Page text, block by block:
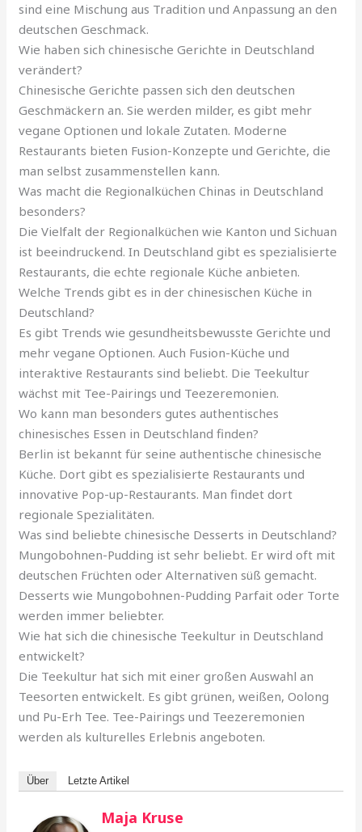
sind eine Mischung aus Tradition und Anpassung an den
deutschen Geschmack.
Wie haben sich chinesische Gerichte in Deutschland
verändert?
Chinesische Gerichte passen sich den deutschen
Geschmäckern an. Sie werden milder, es gibt mehr
vegane Optionen und lokale Zutaten. Moderne
Restaurants bieten Fusion-Konzepte und Gerichte, die
man selbst zusammenstellen kann.
Was macht die Regionalküchen Chinas in Deutschland
besonders?
Die Vielfalt der Regionalküchen wie Kanton und Sichuan
ist beeindruckend. In Deutschland gibt es spezialisierte
Restaurants, die echte regionale Küche anbieten.
Welche Trends gibt es in der chinesischen Küche in
Deutschland?
Es gibt Trends wie gesundheitsbewusste Gerichte und
mehr vegane Optionen. Auch Fusion-Küche und
interaktive Restaurants sind beliebt. Die Teekultur
wächst mit Tee-Pairings und Teezeremonien.
Wo kann man besonders gutes authentisches
chinesisches Essen in Deutschland finden?
Berlin ist bekannt für seine authentische chinesische
Küche. Dort gibt es spezialisierte Restaurants und
innovative Pop-up-Restaurants. Man findet dort
regionale Spezialitäten.
Was sind beliebte chinesische Desserts in Deutschland?
Mungobohnen-Pudding ist sehr beliebt. Er wird oft mit
deutschen Früchten oder Alternativen süß gemacht.
Desserts wie Mungobohnen-Pudding Parfait oder Torte
werden immer beliebter.
Wie hat sich die chinesische Teekultur in Deutschland
entwickelt?
Die Teekultur hat sich mit einer großen Auswahl an
Teesorten entwickelt. Es gibt grünen, weißen, Oolong
und Pu-Erh Tee. Tee-Pairings und Teezeremonien
werden als kulturelles Erlebnis angeboten.
Über Letzte Artikel
Maja Kruse